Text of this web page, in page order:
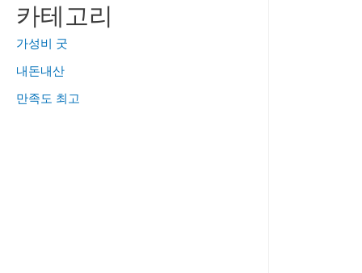
카테고리
가성비 굿
내돈내산
만족도 최고